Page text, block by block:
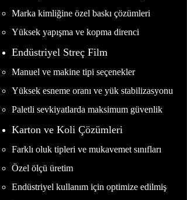
Marka kimliğine özel baskı çözümleri
Yüksek yapışma ve kopma direnci
Endüstriyel Streç Film
Manuel ve makine tipi seçenekler
Yüksek esneme oranı ve yük stabilizasyonu
Paletli sevkiyatlarda maksimum güvenlik
Karton ve Koli Çözümleri
Farklı oluk tipleri ve mukavemet sınıfları
Özel ölçü üretim
Endüstriyel kullanım için optimize edilmiş